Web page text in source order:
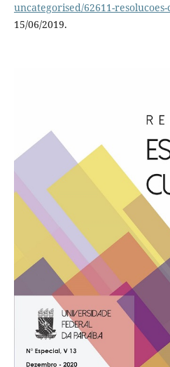
uncategorised/62611-resolucoes-
15/06/2019.